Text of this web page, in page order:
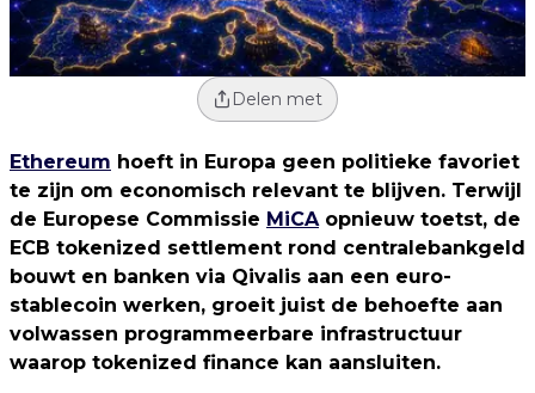
Delen met
Ethereum hoeft in Europa geen politieke favoriet
te zijn om economisch relevant te blijven. Terwijl
de Europese Commissie MiCAopnieuw toetst, de
ECB tokenized settlement rond centralebankgeld
bouwt en banken via Qivalis aan een euro-
stablecoin werken, groeit juist de behoefte aan
volwassen programmeerbare infrastructuur
waarop tokenized finance kan aansluiten.